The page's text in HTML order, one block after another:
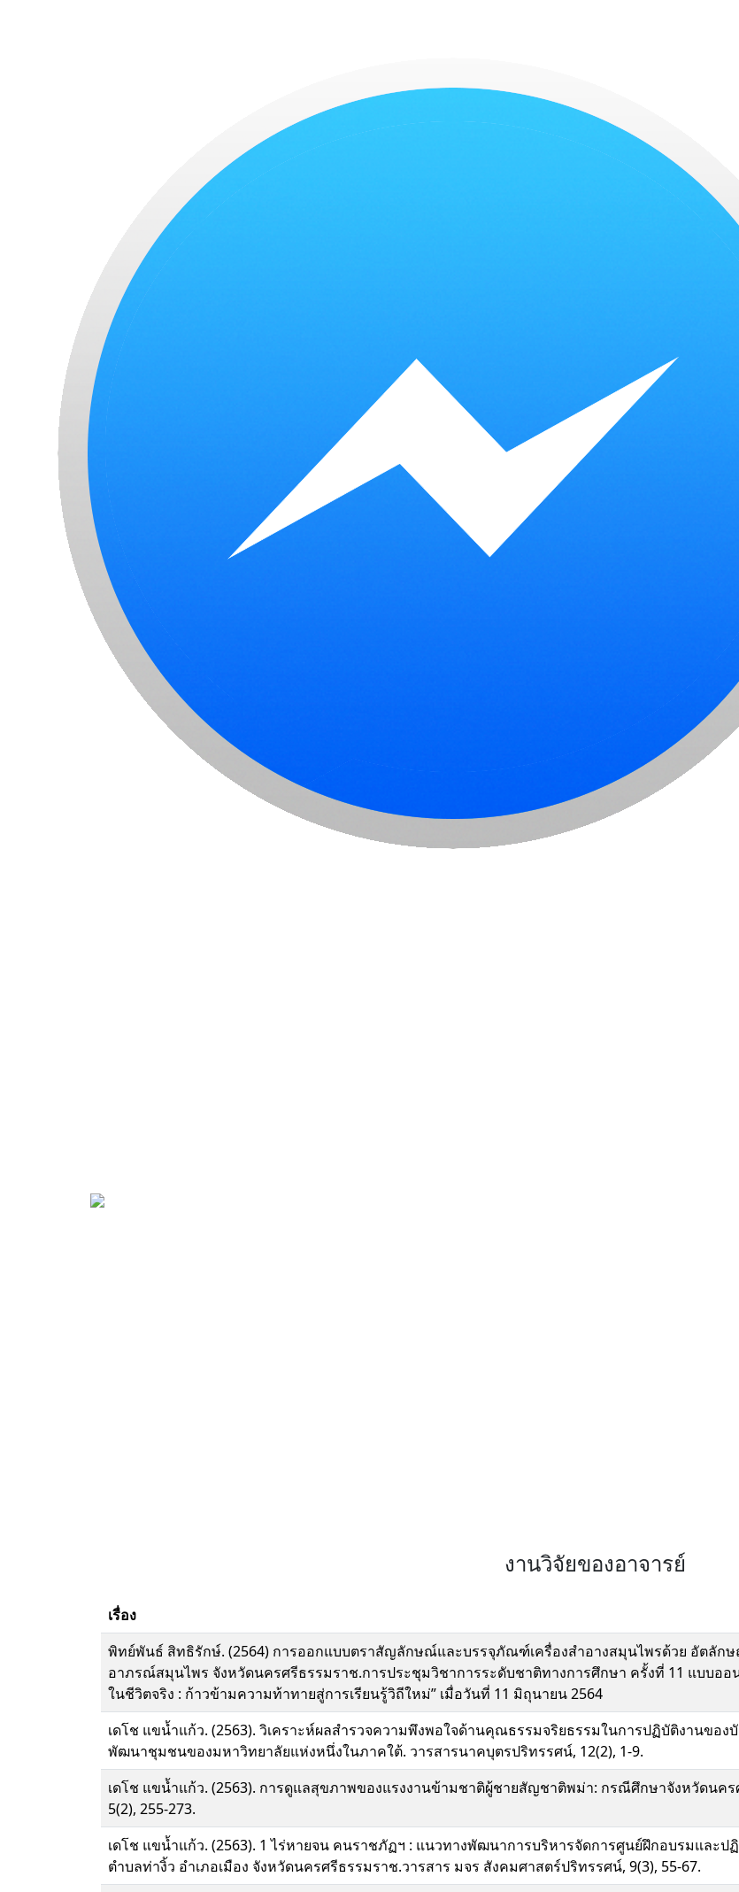
งานวิจัยของอาจารย์
เรื่อง
พิทย์พันธ์ สิทธิรักษ์. (2564) การออกแบบตราสัญลักษณ์และบรรจุภัณฑ์เครื่องสำอางสมุนไพรด้วย อัตลั
อาภรณ์สมุนไพร จังหวัดนครศรีธรรมราช.การประชุมวิชาการระดับชาติทางการศึกษา ครั้งที่ 11 แบบอ
ในชีวิตจริง : ก้าวข้ามความท้าทายสู่การเรียนรู้วิถีใหม่” เมื่อวันที่ 11 มิถุนายน 2564
เดโช แขน้ำแก้ว. (2563). วิเคราะห์ผลสำรวจความพึงพอใจด้านคุณธรรมจริยธรรมในการปฏิบัติงานขอ
พัฒนาชุมชนของมหาวิทยาลัยแห่งหนึ่งในภาคใต้. วารสารนาคบุตรปริทรรศน์, 12(2), 1-9.
เดโช แขน้ำแก้ว. (2563). การดูแลสุขภาพของแรงงานข้ามชาติผู้ชายสัญชาติพม่า: กรณีศึกษาจังหวัดนค
5(2), 255-273.
เดโช แขน้ำแก้ว. (2563). 1 ไร่หายจน คนราชภัฏฯ : แนวทางพัฒนาการบริหารจัดการศูนย์ฝึกอบรมและป
ตำบลท่างิ้ว อำเภอเมือง จังหวัดนครศรีธรรมราช.วารสาร มจร สังคมศาสตร์ปริทรรศน์, 9(3), 55-67.